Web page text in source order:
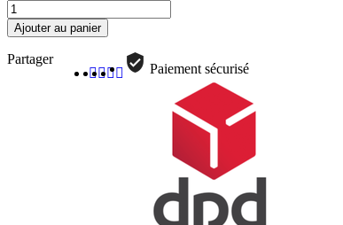
Ajouter au panier
Partager
Paiement sécurisé